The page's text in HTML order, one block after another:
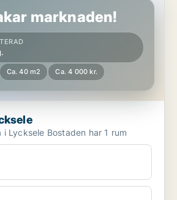
marknaden!
Ca. 40 m2 Ca. 4 000 kr.
Lägenhet att hyra i Lycksele Bostaden har 1 rum